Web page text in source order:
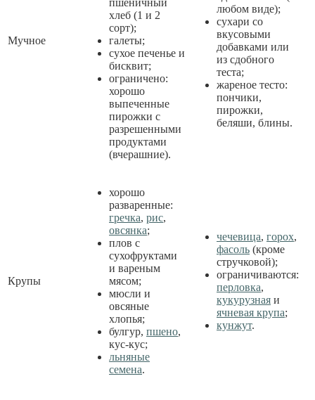
Мучное
хлеб (1 и 2
сорт);
галеты;
сухое печенье и
бисквит;
ограничено:
хорошо
выпеченные
пирожки с
разрешенными
продуктами
(вчерашние).
любом виде);
сухари со
вкусовыми
добавками или
из сдобного
теста;
жареное тесто:
пончики,
пирожки,
беляши, блины.
Крупы
хорошо
разваренные:
гречка, рис,
овсянка;
плов с
сухофруктами
и вареным
мясом;
мюсли и
овсяные
хлопья;
булгур, пшено,
кус-кус;
льняные
семена.
чечевица, горох,
фасоль (кроме
стручковой);
ограничиваются:
перловка,
кукурузная и
ячневая крупа;
кунжут.